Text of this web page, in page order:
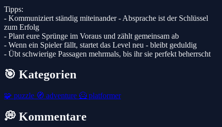
Tipps:
- Kommuniziert ständig miteinander - Absprache ist der Schlüssel
zum Erfolg
- Plant eure Sprünge im Voraus und zählt gemeinsam ab
- Wenn ein Spieler fällt, startet das Level neu - bleibt geduldig
- Übt schwierige Passagen mehrmals, bis ihr sie perfekt beherrscht
🎯 Kategorien
🧩 puzzle 🧭 adventure 🦸 platformer
💭 Kommentare